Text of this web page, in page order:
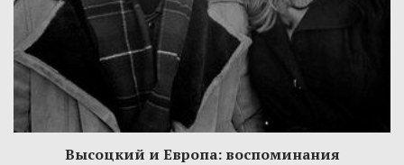
Высоцкий и Европа: воспоминания